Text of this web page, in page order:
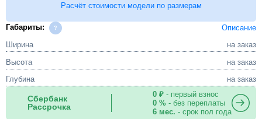
Расчёт стоимости модели по размерам
Габариты:
Описание
Ширина
на заказ
Высота
на заказ
Глубина
на заказ
Сбербанк
Рассрочка
0 ₽- первый взнос
0 %- без переплаты
6 мес. - срок пол года